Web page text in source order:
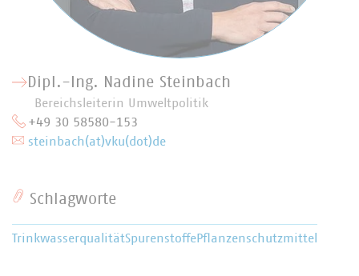
Dipl.-Ing. Nadine Steinbach
Bereichsleiterin Umweltpolitik
+49 30 58580-153
steinbach(at)vku(dot)de
Schlagworte
TrinkwasserqualitätSpurenstoffePflanzenschutzmittel